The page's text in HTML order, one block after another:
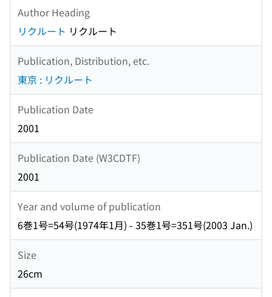
Author Heading
リクルート リクルート
Publication, Distribution, etc.
東京 : リクルート
Publication Date
2001
Publication Date (W3CDTF)
2001
Year and volume of publication
6巻1号=54号(1974年1月) - 35巻1号=351号(2003 Jan.)
Size
26cm